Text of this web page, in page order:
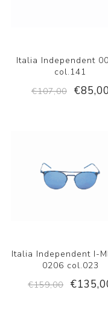
Italia Independent
col.141
€107,00
€85,00
Italia Independent I-
0206 col.023
€159,00